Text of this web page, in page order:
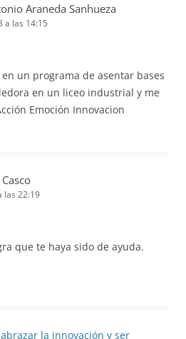
Araneda Sanhueza
a las 14:15
un programa de asentar bases
en un liceo industrial y me
Emoción Innovacion
las 22:19
que te haya sido de ayuda.
la innovación y ser